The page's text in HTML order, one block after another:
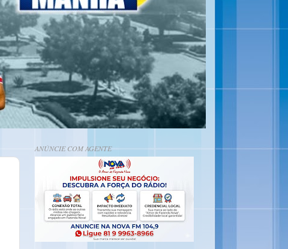
ANÚNCIE COM AGENTE